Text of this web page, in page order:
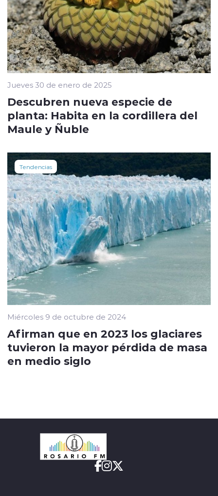
Jueves 30 de enero de 2025
Descubren nueva especie de
planta: Habita en la cordillera del
Maule y Ñuble
Tendencias
Miércoles 9 de octubre de 2024
Afirman que en 2023 los glaciares
tuvieron la mayor pérdida de masa
en medio siglo